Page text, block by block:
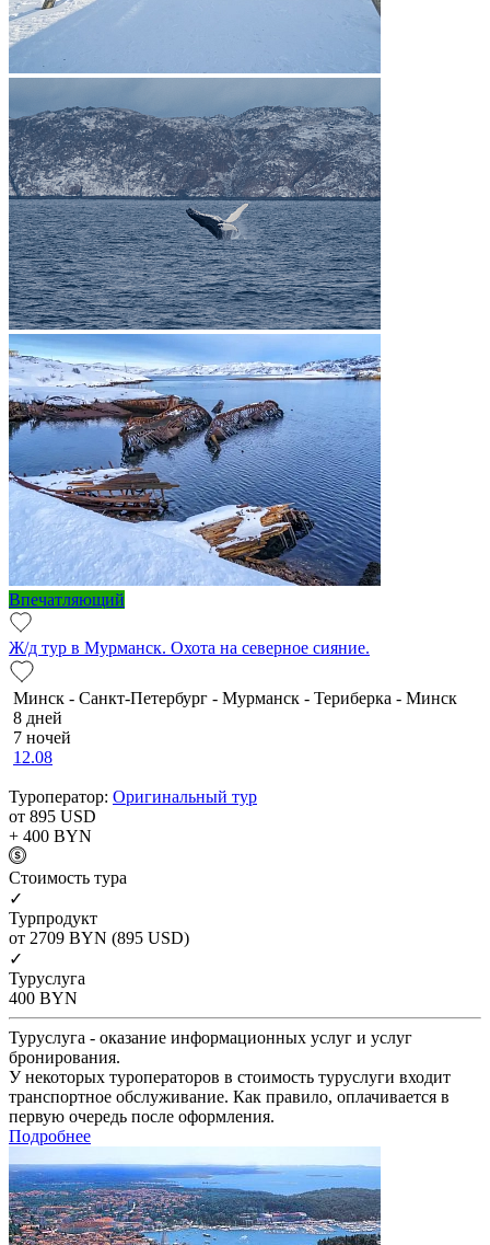
Впечатляющий
Ж/д тур в Мурманск. Охота на северное сияние.
Минск - Санкт-Петербург - Мурманск - Териберка - Минск
8 дней
7 ночей
12.08
Туроператор: Оригинальный тур
от 895 USD
+ 400 BYN
Cтоимость тура
✓
Турпродукт
от 2709 BYN (895 USD)
✓
Туруслуга
400 BYN
Туруслуга - оказание информационных услуг и услуг
бронирования.
У некоторых туроператоров в стоимость туруслуги входит
транспортное обслуживание. Как правило, оплачивается в
первую очередь после оформления.
Подробнее